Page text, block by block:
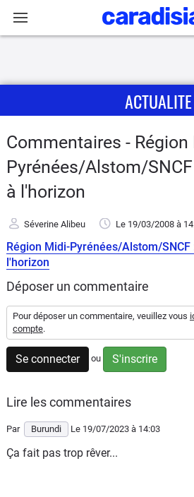
Actu
Essais
d'achat
Electriques
Utilitaires
Flottes
Auto
Forum
Moto
ACTUALITE
Commentaires - Région
Pyrénées/Alstom/
à l'horizon
Séverine Alibeu Le 19/03/2008 à
Région Midi-Pyrénées/Alstom/
l'horizon
Déposer un commentaire
Pour déposer un commentaire, veuillez vous
compte.
Se connecter ou S'inscrire
Lire les commentaires
Par Burundi Le 19/07/2023 à 14:03
Ça fait pas trop rêver...